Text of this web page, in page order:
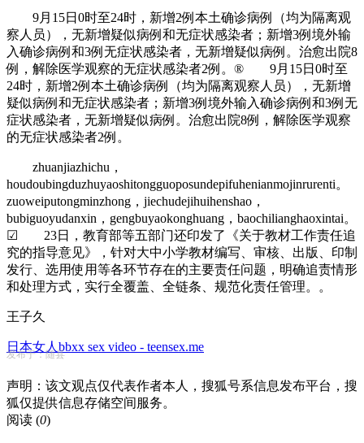
9月15日0时至24时，新增2例本土确诊病例（均为隔离观
察人员），无新增疑似病例和无症状感染者；新增3例境外输
入确诊病例和3例无症状感染者，无新增疑似病例。治愈出院8
例，解除医学观察的无症状感染者2例。® 9月15日0时至
24时，新增2例本土确诊病例（均为隔离观察人员），无新增
疑似病例和无症状感染者；新增3例境外输入确诊病例和3例无
症状感染者，无新增疑似病例。治愈出院8例，解除医学观察
的无症状感染者2例。
zhuanjiazhichu，
houdoubingduzhuyaoshitongguoposundepifuhenianmojinrurenti。
zuoweiputongminzhong，jiechudejihuihenshao，
bubiguoyudanxin，gengbuyaokonghuang，baochilianghaoxintai。
☑ 23日，教育部等五部门还印发了《关于教材工作责任追
究的指导意见》，针对大中小学教材编写、审核、出版、印制
发行、选用使用等各环节存在的主要责任问题，明确追责情形
和处理方式，实行全覆盖、全链条、规范化责任管理。。
王子久
日本女人bbxx sex video - teensex.me
发布于：随县
声明：该文观点仅代表作者本人，搜狐号系信息发布平台，搜
狐仅提供信息存储空间服务。
阅读 (0)